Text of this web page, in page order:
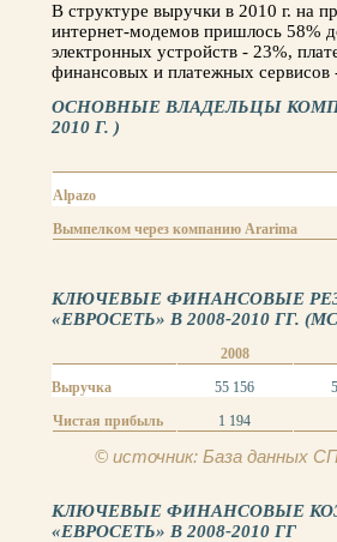
В структуре выручки в 2010 г. на
интернет-модемов пришлось 58%
электронных устройств - 23%,
финансовых и платежных сервисов
ОСНОВНЫЕ ВЛАДЕЛЬЦЫ
2010 Г. )
Alpazo
Вымпелком через компанию Ararima
КЛЮЧЕВЫЕ ФИНАНСОВЫЕ
«ЕВРОСЕТЬ» В 2008-2010 ГГ.
2008
Выручка
55 156
Чистая прибыль
1 194
© источник: База данных
КЛЮЧЕВЫЕ ФИНАНСОВЫЕ
«ЕВРОСЕТЬ» В 2008-2010 ГГ